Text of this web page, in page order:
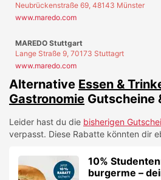
Neubrückenstraße 69, 48143 Münster
www.maredo.com
MAREDO Stuttgart
Lange Straße 9, 70173 Stuttagrt
www.maredo.com
Alternative Essen &
Gastronomie Gutscheine
Leider hast du die bisherigen
verpasst. Diese Rabatte könnten dir
10%
burgerme –